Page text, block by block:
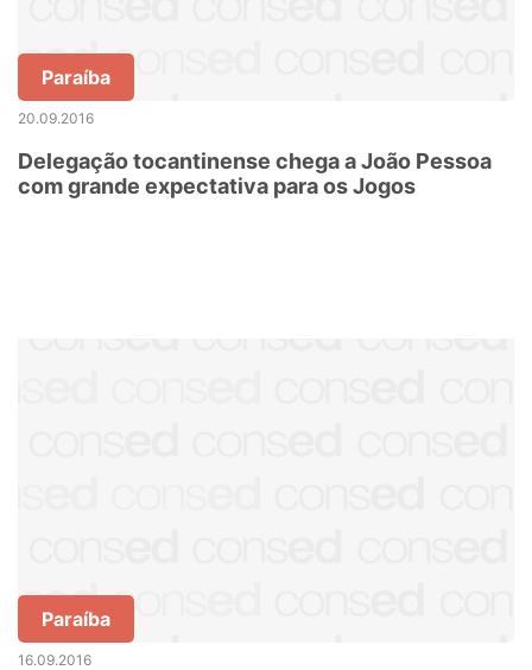
Paraíba
20.09.2016
Delegação tocantinense chega a João Pessoa
com grande expectativa para os Jogos
Paraíba
16.09.2016